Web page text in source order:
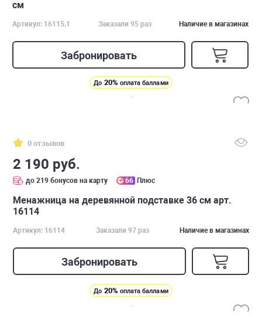
см
Артикул: 16115.1 Заказали 95 раз Наличие в магазинах
Забронировать
До 20% оплата баллами
0 отзывов
2 190 руб.
до 219 бонусов на карту 66 Плюс
Менажница на деревянной подставке 36 см арт.
16114
Артикул: 16114 Заказали 97 раз Наличие в магазинах
Забронировать
До 20% оплата баллами